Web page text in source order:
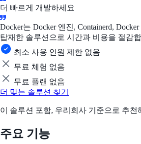
더 빠르게 개발하세요
Docker는 Docker 엔진, Containerd,
탑재한 솔루션으로 시간과 비용을 절감
최소 사용 인원 제한 없음
무료 체험 없음
무료 플랜 없음
더 맞는 솔루션 찾기
이 솔루션 포함, 우리회사 기준으로 추천
주요 기능